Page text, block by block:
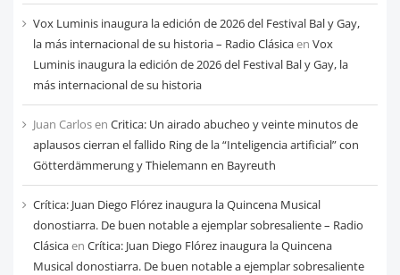
Vox Luminis inaugura la edición de 2026 del Festival Bal y Gay,
la más internacional de su historia – Radio Clásicaen Vox
Luminis inaugura la edición de 2026 del Festival Bal y Gay, la
más internacional de su historia
Juan Carlosen Critica: Un airado abucheo y veinte minutos de
aplausos cierran el fallido Ring de la “Inteligencia artificial” con
Götterdämmerung y Thielemann en Bayreuth
Crítica: Juan Diego Flórez inaugura la Quincena Musical
donostiarra. De buen notable a ejemplar sobresaliente – Radio
Clásicaen Crítica: Juan Diego Flórez inaugura la Quincena
Musical donostiarra. De buen notable a ejemplar sobresaliente